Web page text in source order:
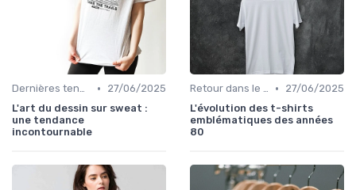
Dernières tendances •
27/06/2025
L'art du dessin sur sweat :
une tendance
incontournable
Retour dans le temps •
27/06/2025
L'évolution des t-shirts
emblématiques des années
80